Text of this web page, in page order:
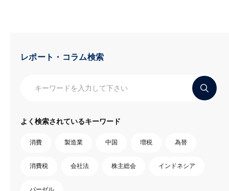
レポート・コラム検索
よく検索されているキーワード
消費 製造業 中国 増税 為替
消費税 会社法 株主総会 インドネシア
バーゼル